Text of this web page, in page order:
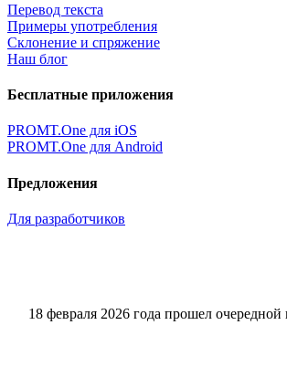
Перевод текста
Примеры употребления
Склонение и спряжение
Наш блог
Бесплатные приложения
PROMT.One для iOS
PROMT.One для Android
Предложения
Для разработчиков
18 февраля 2026 года прошел